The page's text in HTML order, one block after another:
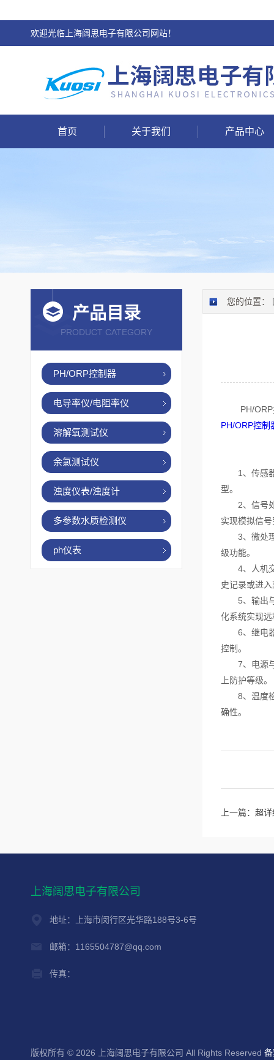
欢迎光临上海阔思电子有限公司网站！
首页 关于我们 产品中心
产品目录
PRODUCT CATEGORY
PH/ORP控制器
电导率仪/电阻率仪
溶解氧测试仪
余氯测试仪
浊度仪表/浊度计
多参数水质检测仪
ph仪表
您的位置：
PH/ORP控
PH/ORP控制
1、传感器
型。
2、信号处
实现模拟信
3、微处理
级功能。
4、人机交
史记录或进
5、输出与
化系统实现
6、继电器
控制。
7、电源与
上防护等级。
8、温度检
确性。
上一篇： 超详
上海阔思电子有限公司
地址：上海市闵行区光华路188号3-6号
邮箱：1165504787@qq.com
传真：
版权所有 © 2026 上海阔思电子有限公司 All Rights Reserved